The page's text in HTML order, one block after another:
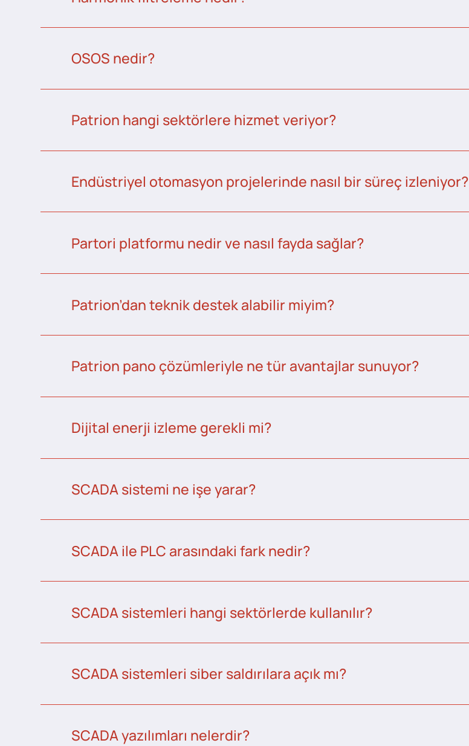
OSOS nedir?
Patrion hangi sektörlere hizmet veriyor?
Endüstriyel otomasyon projelerinde nasıl bir süreç izleniyor?
Partori platformu nedir ve nasıl fayda sağlar?
Patrion’dan teknik destek alabilir miyim?
Patrion pano çözümleriyle ne tür avantajlar sunuyor?
Dijital enerji izleme gerekli mi?
SCADA sistemi ne işe yarar?
SCADA ile PLC arasındaki fark nedir?
SCADA sistemleri hangi sektörlerde kullanılır?
SCADA sistemleri siber saldırılara açık mı?
SCADA yazılımları nelerdir?